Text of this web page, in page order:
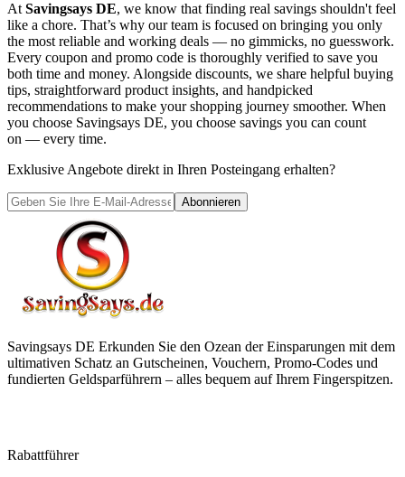
At Savingsays DE, we know that finding real savings shouldn't feel
like a chore. That’s why our team is focused on bringing you only
the most reliable and working deals — no gimmicks, no guesswork.
Every coupon and promo code is thoroughly verified to save you
both time and money. Alongside discounts, we share helpful buying
tips, straightforward product insights, and handpicked
recommendations to make your shopping journey smoother. When
you choose Savingsays DE, you choose savings you can count
on — every time.
Exklusive Angebote direkt in Ihren Posteingang erhalten?
Abonnieren
Savingsays DE Erkunden Sie den Ozean der Einsparungen mit dem
ultimativen Schatz an Gutscheinen, Vouchern, Promo-Codes und
fundierten Geldsparführern – alles bequem auf Ihrem Fingerspitzen.
Rabattführer